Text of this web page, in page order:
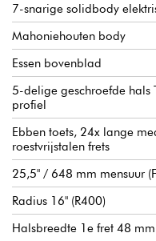
7-snarige solidbody
Mahoniehouten body
Essen bovenblad
5-delige geschroefde hals
profiel
Ebben toets, 24x lange
roestvrijstalen frets
25,5" / 648 mm mensuur
Radius 16" (R400)
Halsbreedte 1e fret 48 mm